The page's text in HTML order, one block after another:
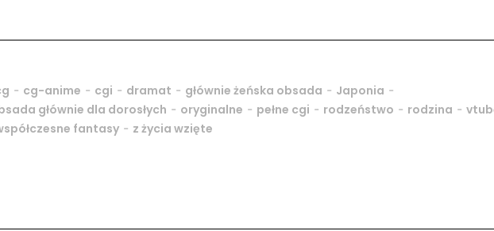
- cg-anime - cgi - dramat - głównie żeńska obsada - Japonia -
głównie dla dorosłych - oryginalne - pełne cgi - rodzeństwo - rodzina -
fantasy - z życia wzięte